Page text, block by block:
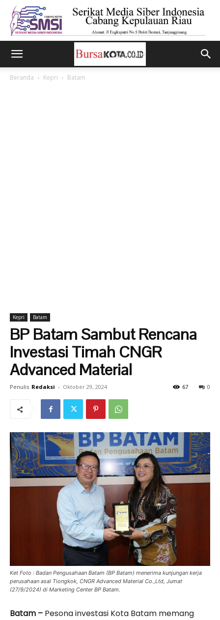
Beranda Kepri Batam
Kepri Batam
BP Batam Sambut Rencana
Investasi Timah CNGR
Advanced Material
Penulis Redaksi - Oktober 29, 2024 0
67
Ket Foto : Badan Pengusahaan Batam (BP Batam) menerima kunjungan kerja
perusahaan asal Tiongkok, CNGR Advanced Material Co.,Ltd, Jumat
(27/9/2024) di Marketing Center BP Batam.
Batam – Pesona investasi Kota Batam memang